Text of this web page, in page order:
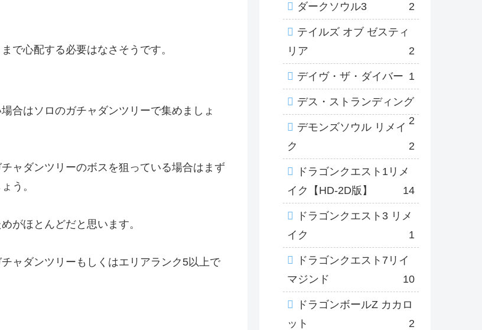
で心配する必要はなさそうです。
合はソロのガチャダンツリーで集めましょ
ャダンツリーのボスを狙っている場合はまず
う。
がほとんどだと思います。
ャダンツリーもしくはエリアランク5以上で
ダークソウル3 2
テイルズ オブ ゼスティ
リア
2
デイヴ・ザ・ダイバー 1
デス・ストランディング
2
デモンズソウル リメイ
ク
2
ドラゴンクエスト1リメ
イク【HD-2D版】
14
ドラゴンクエスト3 リメ
イク
1
ドラゴンクエスト7リイ
マジンド
10
ドラゴンボールZ カカロ
ット
2